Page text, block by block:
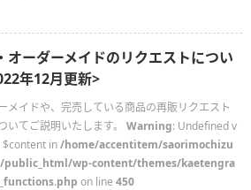
オーダーメイドのリクエストについ
年12月更新>
メイドや、完売している商品の再販リクエスト
いてご説明いたします。
Warning: Undefined v
in/home/accentitem/saorimochizu
public_html/wp-content/themes/kaetengra
on line 450